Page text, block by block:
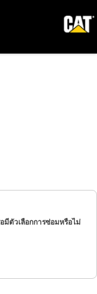
มีตัวเลือกการซ่อมหรือไม่